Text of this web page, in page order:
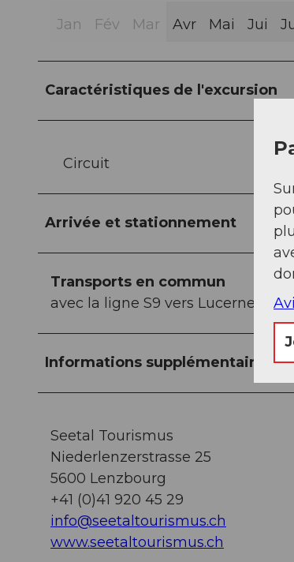
Jan Fév Mar Avr Mai Jui
Caractéristiques de l'excursion
Circuit
Arrivée et stationnement
Transports en commun
avec la ligne S9 vers Lucerne ou
Informations supplémentaires /
Seetal Tourismus
Niederlenzerstrasse 25
5600 Lenzbourg
+41 (0)41 920 45 29
info@seetaltourismus.ch
www.seetaltourismus.ch